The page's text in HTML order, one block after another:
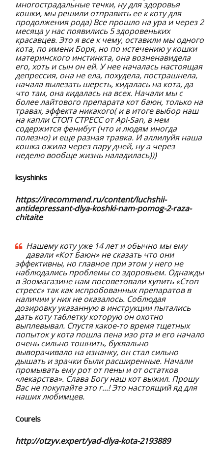
многострадальные течки, ну для здоровья
кошки, мы решили отправить ее к коту для
продолжения рода) Все прошло на ура и через 2
месяца у нас появились 5 здоровеньких
красавцев. Это я все к чему, оставили мы одного
кота, по имени Боря, но по истечению у кошки
материнского инстинкта, она возненавидела
его, хоть и сын он ей. У нее началась настоящая
депрессия, она не ела, похудела, пострашнела,
начала вылезать шерсть, кидалась на кота, да
что там, она кидалась на всех. Начали мы с
более лайтового препарата кот баюн, только на
травах, эффекта никакого( и в итоге выбор наш
на капли СТОП СТРЕСС от Api-San, в нем
содержится фенибут (что и людям иногда
полезно) и еще разная травка. И аллилуйя наша
кошка ожила через пару дней, ну а через
неделю вообще жизнь наладилась)))
ksyshinks
https://irecommend.ru/content/luchshii-
antidepressant-dlya-koshki-nam-pomog-2-raza-
chitaite
Нашему коту уже 14 лет и обычно мы ему
давали «Кот Баюн» не сказать что они
эффективны, но главное при этом у него не
наблюдались проблемы со здоровьем. Однажды
в Зоомагазине нам посоветовали купить «Стоп
стресс» так как испробованных препаратов в
наличии у них не оказалось. Соблюдая
дозировку указанную в инструкции пытались
дать коту таблетку которую он охотно
выплевывал. Спустя какое-то время тщетных
попыток у кота пошла пена изо рта и его начало
очень сильно тошнить, буквально
выворачивало на изнанку, он стал сильно
дышать и зрачки были расширенные. Начали
промывать ему рот от пены и от остатков
«лекарства». Слава Богу наш кот выжил. Прошу
Вас не покупайте это г...! Это настоящий яд для
наших любимцев.
Courels
http://otzyv.expert/yad-dlya-kota-2193889